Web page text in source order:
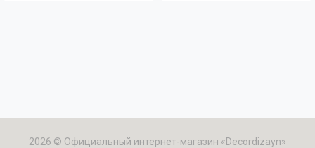
2026 © Официальный интернет-магазин «Decordizayn»